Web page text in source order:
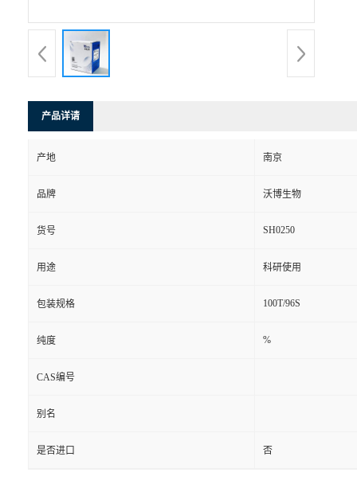
产品详请
产地 南京
品牌 沃博生物
货号 SH0250
用途 科研使用
包装规格 100T/96S
纯度 %
CAS编号
别名
是否进口 否